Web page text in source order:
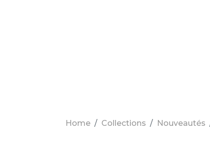
Home Collections Nouveautés